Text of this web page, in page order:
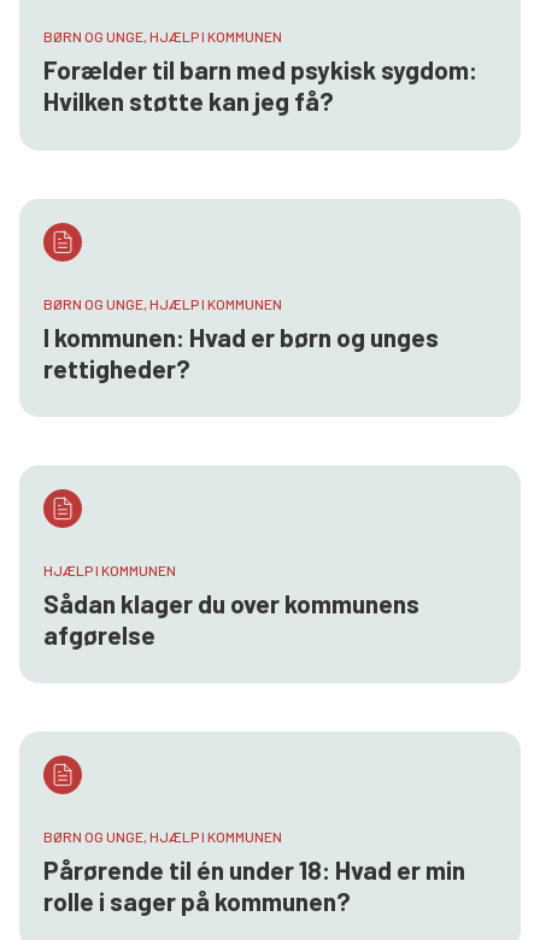
BØRN OG UNGE, HJÆLP I KOMMUNEN
Forælder til barn med psykisk sygdom:
Hvilken støtte kan jeg få?
BØRN OG UNGE, HJÆLP I KOMMUNEN
I kommunen: Hvad er børn og unges
rettigheder?
HJÆLP I KOMMUNEN
Sådan klager du over kommunens
afgørelse
BØRN OG UNGE, HJÆLP I KOMMUNEN
Pårørende til én under 18: Hvad er min
rolle i sager på kommunen?